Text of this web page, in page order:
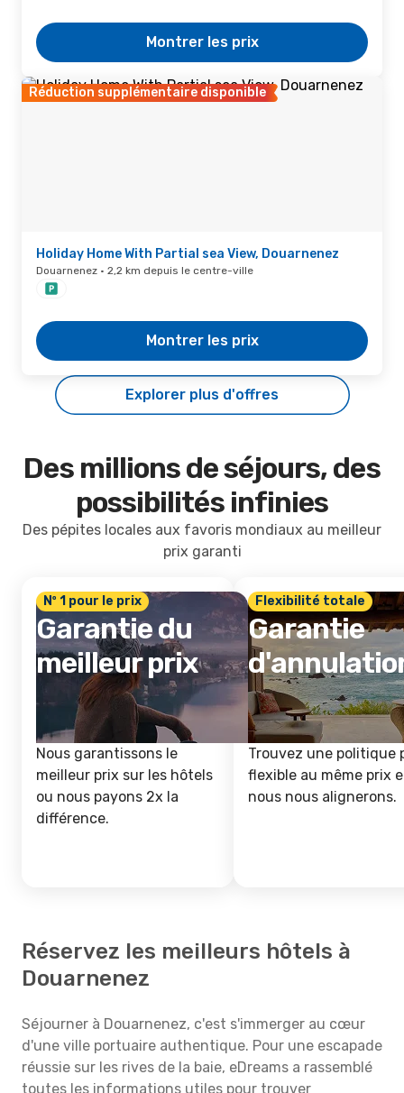
Montrer les prix
Réduction supplémentaire disponible
Holiday Home With Partial sea View, Douarnenez
Douarnenez · 2,2 km depuis le centre-ville
Montrer les prix
Explorer plus d'offres
Des millions de séjours, des
possibilités infinies
Des pépites locales aux favoris mondiaux au meilleur
prix garanti
Nº 1 pour le prix
Garantie du
meilleur prix
Nous garantissons le
meilleur prix sur les hôtels
ou nous payons 2x la
différence.
Flexibilité totale
Garantie
Trouvez une politique
flexible au même prix
nous nous alignerons.
Réservez les meilleurs hôtels à
Douarnenez
Séjourner à Douarnenez, c'est s'immerger au cœur
d'une ville portuaire authentique. Pour une escapade
réussie sur les rives de la baie, eDreams a rassemblé
toutes les informations utiles pour trouver